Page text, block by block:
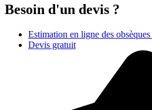
Besoin d'un devis ?
Estimation en ligne des obsèques
Devis gratuit